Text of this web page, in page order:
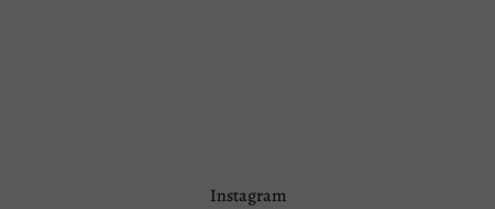
Instagram